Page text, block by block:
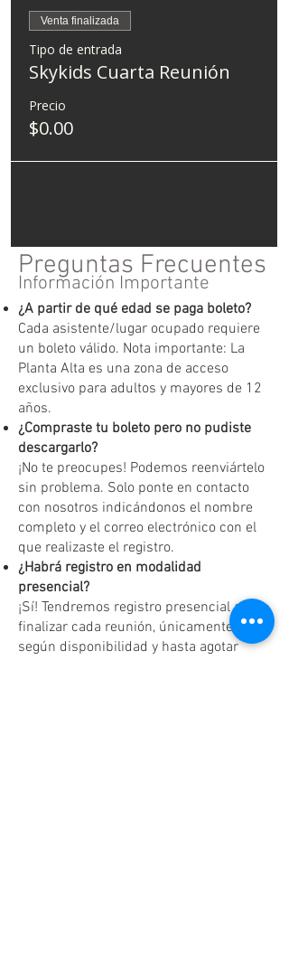
Venta finalizada
Tipo de entrada
Skykids Cuarta Reunión
Precio
$0.00
Preguntas Frecuentes
Información Importante
¿A partir de qué edad se paga boleto?
Cada asistente/lugar ocupado requiere
un boleto válido. Nota importante: La
Planta Alta es una zona de acceso
exclusivo para adultos y mayores de 12
años.
¿Compraste tu boleto pero no pudiste
descargarlo?
¡No te preocupes! Podemos reenviártelo
sin problema. Solo ponte en contacto
con nosotros indicándonos el nombre
completo y el correo electrónico con el
que realizaste el registro.
¿Habrá registro en modalidad
presencial?
¡Sí! Tendremos registro presencial al
finalizar cada reunión, únicamente
según disponibilidad y hasta agotar